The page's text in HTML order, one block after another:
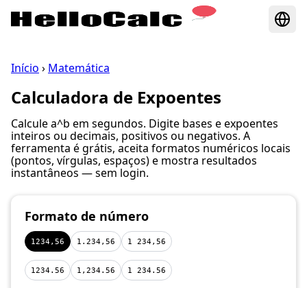
Início › Matemática
Calculadora de Expoentes
Calcule a^b em segundos. Digite bases e expoentes
inteiros ou decimais, positivos ou negativos. A
ferramenta é grátis, aceita formatos numéricos locais
(pontos, vírgulas, espaços) e mostra resultados
instantâneos — sem login.
Formato de número
1234,56 1.234,56 1 234,56
1234.56 1,234.56 1 234.56